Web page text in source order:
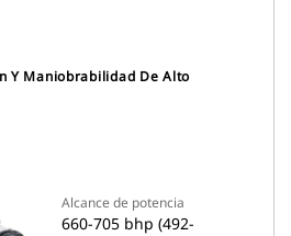
Y Maniobrabilidad De Alto
Alcance de potencia
660-705 bhp (492-